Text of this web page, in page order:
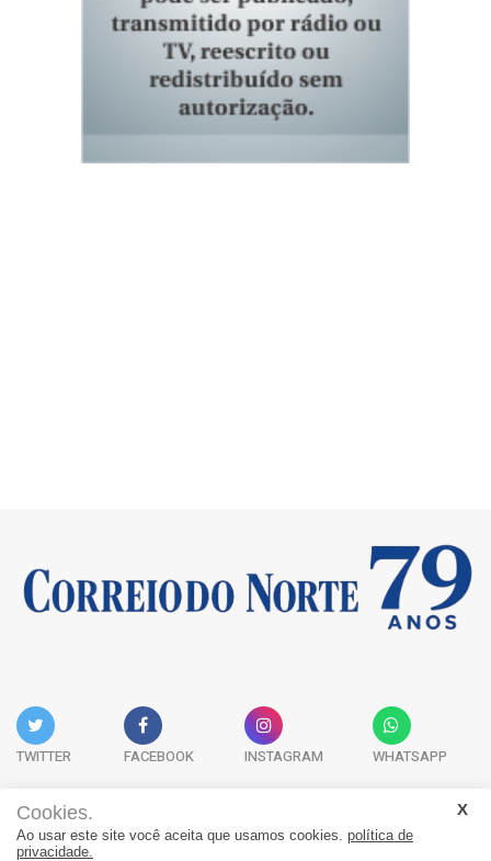
TWITTER FACEBOOK INSTAGRAM WHATSAPP
Acervo Digital Fale Conosco Quem Somos
Cookies.
Ao usar este site você aceita que usamos cookies. política de
privacidade.